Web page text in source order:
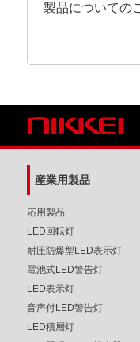
製品についての
産業用製品
応用製品
LED回転灯
耐圧防爆型LED表示灯
電池式LED警告灯
LED表示灯
音声付LED警告灯
LED積層灯